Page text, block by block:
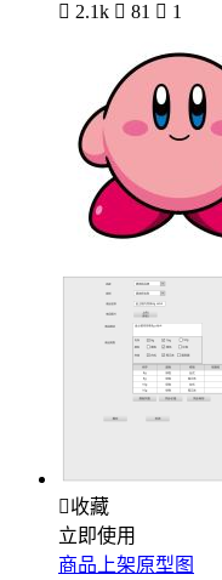
 2.1k  81  1
收藏
立即使用
商品上架原型图